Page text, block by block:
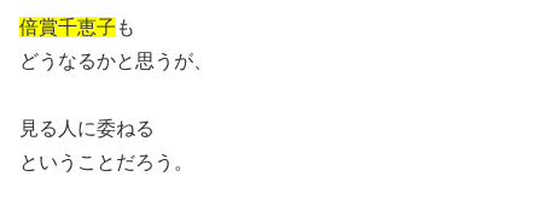
倍賞千恵子 も
どうなるかと思うが、
見る人に委ねる
ということだろう。